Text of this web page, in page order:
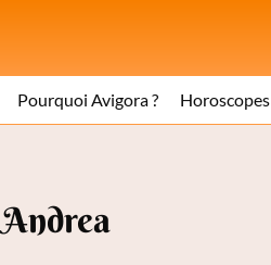
Pourquoi Avigora ? Horoscopes